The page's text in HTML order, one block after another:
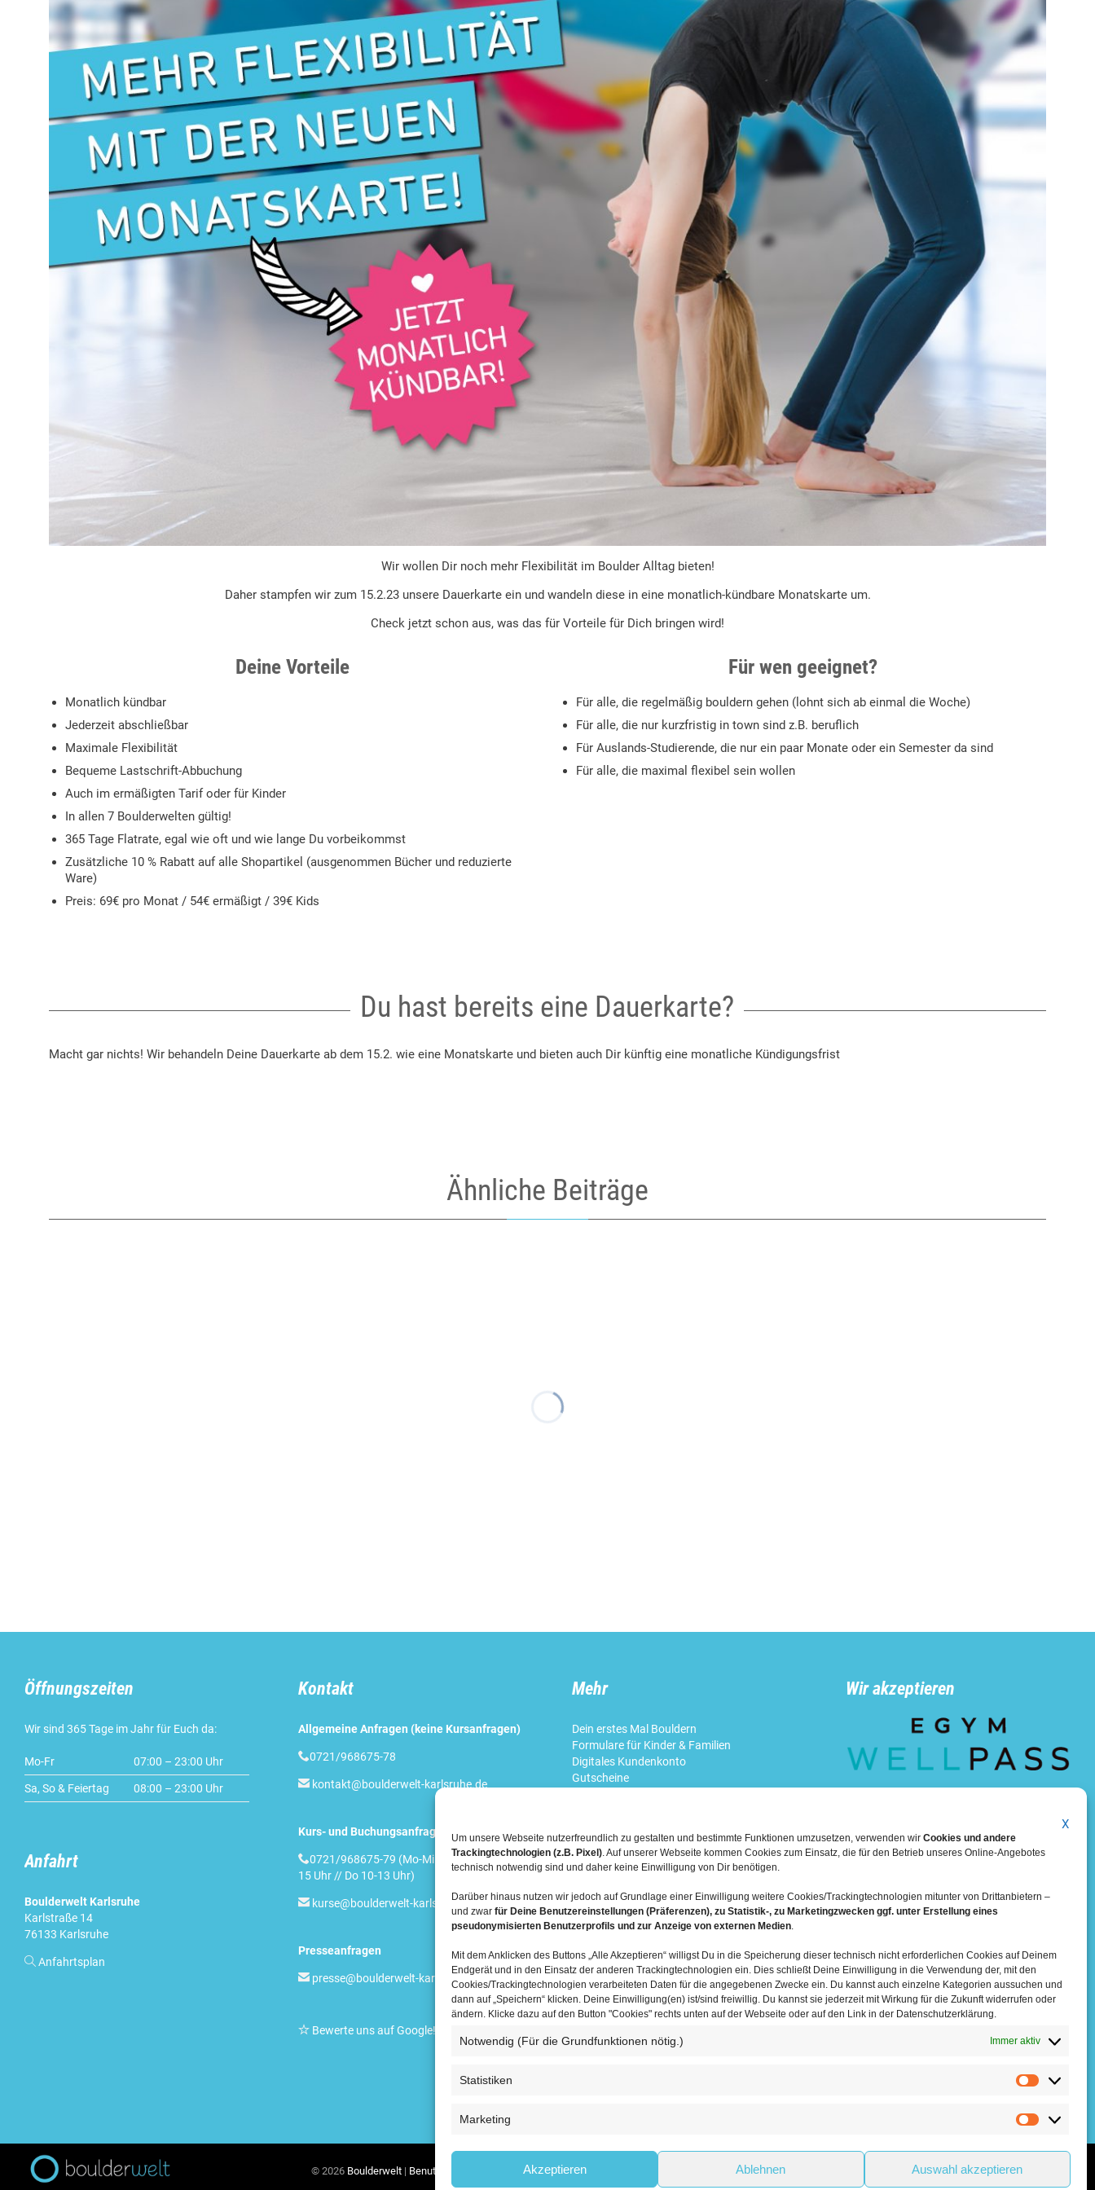
X
Um unsere Webseite nutzerfreundlich zu gestalten und bestimmte Funktionen umzusetzen, verwenden wir Cookies und andere
Trackingtechnologien (z.B. Pixel). Auf unserer Webseite kommen Cookies zum Einsatz, die für den Betrieb unseres Online-Angebotes
technisch notwendig sind und daher keine Einwilligung von Dir benötigen.
Darüber hinaus nutzen wir jedoch auf Grundlage einer Einwilligung weitere Cookies/Trackingtechnologien mitunter von Drittanbietern –
und zwar für Deine Benutzereinstellungen (Präferenzen), zu Statistik-, zu Marketingzwecken ggf. unter Erstellung eines
pseudonymisierten Benutzerprofils und zur Anzeige von externen Medien.
Mit dem Anklicken des Buttons „Alle Akzeptieren“ willigst Du in die Speicherung dieser technisch nicht erforderlichen Cookies auf Deinem
Endgerät und in den Einsatz der anderen Trackingtechnologien ein. Dies schließt Deine Einwilligung in die Verwendung der, mit den
Cookies/Trackingtechnologien verarbeiteten Daten für die angegebenen Zwecke ein. Du kannst auch einzelne Kategorien aussuchen und
dann auf „Speichern“ klicken. Deine Einwilligung(en) ist/sind freiwillig. Du kannst sie jederzeit mit Wirkung für die Zukunft widerrufen oder
ändern. Klicke dazu auf den Button "Cookies" rechts unten auf der Webseite oder auf den Link in der Datenschutzerklärung.
Notwendig (Für die Grundfunktionen nötig.) Immer aktiv
Statistiken
Marketing
Akzeptieren Ablehnen Auswahl akzeptieren
Wir wollen Dir noch mehr Flexibilität im Boulder Alltag bieten!
Daher stampfen wir zum 15.2.23 unsere Dauerkarte ein und wandeln diese in eine monatlich-kündbare Monatskarte um.
Check jetzt schon aus, was das für Vorteile für Dich bringen wird!
Deine Vorteile
Monatlich kündbar
Jederzeit abschließbar
Maximale Flexibilität
Bequeme Lastschrift-Abbuchung
Auch im ermäßigten Tarif oder für Kinder
In allen 7 Boulderwelten gültig!
365 Tage Flatrate, egal wie oft und wie lange Du vorbeikommst
Zusätzliche 10 % Rabatt auf alle Shopartikel (ausgenommen Bücher und reduzierte
Ware)
Preis: 69€ pro Monat / 54€ ermäßigt / 39€ Kids
Für wen geeignet?
Für alle, die regelmäßig bouldern gehen (lohnt sich ab einmal die Woche)
Für alle, die nur kurzfristig in town sind z.B. beruflich
Für Auslands-Studierende, die nur ein paar Monate oder ein Semester da sind
Für alle, die maximal flexibel sein wollen
Du hast bereits eine Dauerkarte?
Macht gar nichts! Wir behandeln Deine Dauerkarte ab dem 15.2. wie eine Monatskarte und bieten auch Dir künftig eine monatliche Kündigungsfrist
Ähnliche Beiträge
Öffnungszeiten
Wir sind 365 Tage im Jahr für Euch da:
Mo-Fr 07:00 – 23:00 Uhr
Sa, So & Feiertag 08:00 – 23:00 Uhr
Anfahrt
Boulderwelt Karlsruhe
Karlstraße 14
76133 Karlsruhe
 Anfahrtsplan
Kontakt
Allgemeine Anfragen (keine Kursanfragen)
0721/968675-78
 kontakt@boulderwelt-karlsruhe.de
Kurs- und Buchungsanfragen
0721/968675-79 (Mo-Mi 10-12 Uhr & 13-
15 Uhr // Do 10-13 Uhr)
 kurse@boulderwelt-karlsruhe.de
Presseanfragen
 presse@boulderwelt-karlsruhe.de
 Bewerte uns auf Google!
Mehr
Dein erstes Mal Bouldern
Formulare für Kinder & Familien
Digitales Kundenkonto
Gutscheine
Hauptpartner
Wir akzeptieren
Mehr über die Boulderwelt
© 2026 Boulderwelt Benutzungsordnung Datenschutzerklärung Impressum AGB Follow us: 